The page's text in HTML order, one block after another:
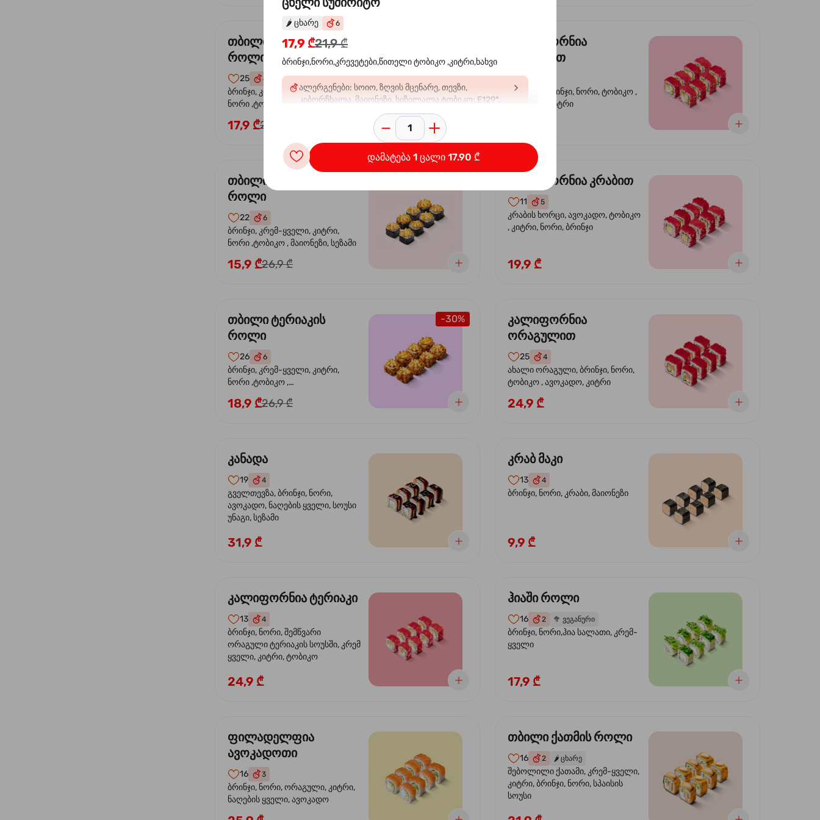
თბილი ორაგულის
როლი
25 6
ბრინჯი, კრემ-ყველი, კიტრი,
ნორი ,ტობიკო , მაიონეზი,
ფოთოლი
17,9 ₾24,9 ₾
კალიფორნია
კრევეტით
14
კრევეტი, ბრინჯი, ნორი, ტობიკო ,
ავოკადო, კიტრი
თბილი სიყვარული
როლი
22 6
ბრინჯი, კრემ-ყველი, კიტრი,
ნორი ,ტობიკო , მაიონეზი, სეზამი
15,9 ₾26,9 ₾
კალიფორნია კრაბით
11 5
კრაბის ხორცი, ავოკადო, ტობიკო
, კიტრი, ნორი, ბრინჯი
19,9 ₾
-30%
თბილი ტერიაკის
როლი
26 6
ბრინჯი, კრემ-ყველი, კიტრი,
ნორი ,ტობიკო ,
სეზამი, ტერიაკის სოუსი
18,9 ₾26,9 ₾
კალიფორნია
ორაგულით
25 4
ახალი ორაგული, ბრინჯი, ნორი,
ტობიკო , ავოკადო, კიტრი
24,9 ₾
კანადა
19 4
გველთევზა, ბრინჯი, ნორი,
ავოკადო, ნაღების ყველი, სოუსი
უნაგი, სეზამი
31,9 ₾
კრაბ მაკი
13 4
ბრინჯი, ნორი, კრაბი, მაიონეზი
9,9 ₾
კალიფორნია ტერიაკი
13 4
ბრინჯი, ნორი, შემწვარი
ორაგული ტერიაკის სოუსში, კრემ
ყველი, კიტრი, ტობიკო
24,9 ₾
ჰიაში როლი
16 2 🥦 ვეგანური
ბრინჯი, ნორი,ჰია სალათი, კრემ-
ყველი
17,9 ₾
ფილადელფია
ავოკადოთი
16 3
ბრინჯი, ნორი, ორაგული, კიტრი,
ნაღების ყველი, ავოკადო
თბილი ქათმის როლი
16 2 🌶️ ცხარე
შებოლილი ქათამი, კრემ-ყველი,
კიტრი, ბრინჯი, ნორი, სპაისის
სოუსი
🌶️ ცხარე 6
17,9 ₾21,9 ₾
ბრინჯი,ნორი,კრევეტები,წითელი ტობიკო ,კიტრი,ხახვი
ალერგენები: სოიო, ზღვის მცენარე, თევზი,
კიბორჩხალა, მაიონეზი, ხიზილალა ტობიკო: E129*.
შეიძლება უარყოფითი გავლენა იქონიოს ბავშვებში
აქტივობასა და ყურადღებაზ
დამატება 1 ცალი 17.90 ₾